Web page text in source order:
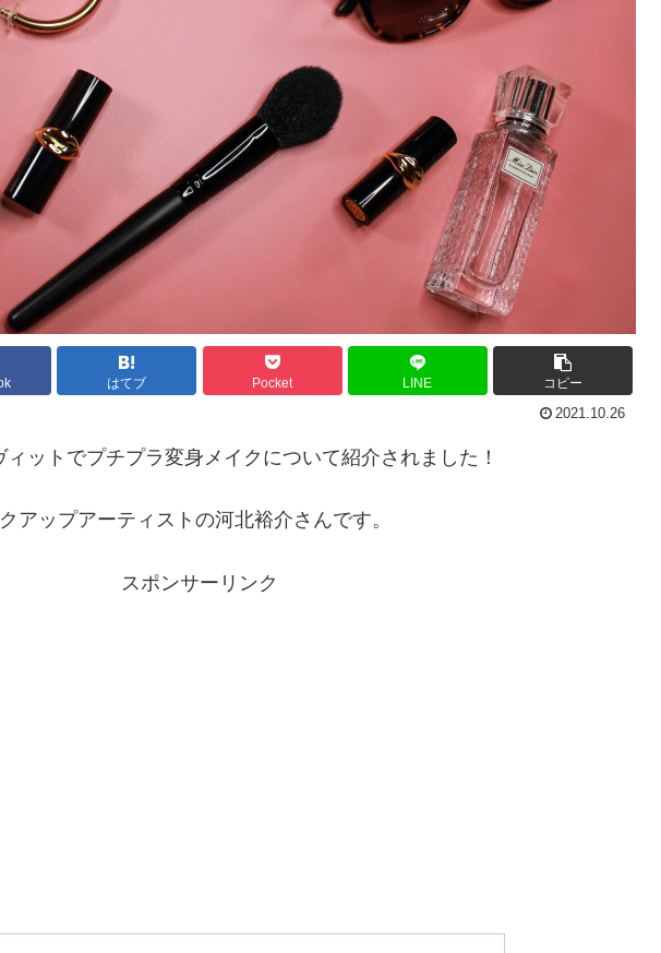
はてブ Pocket LINE コピー
2021.10.26
ットでプチプラ変身メイクについて紹介されました！
アップアーティストの河北裕介さんです。
スポンサーリンク